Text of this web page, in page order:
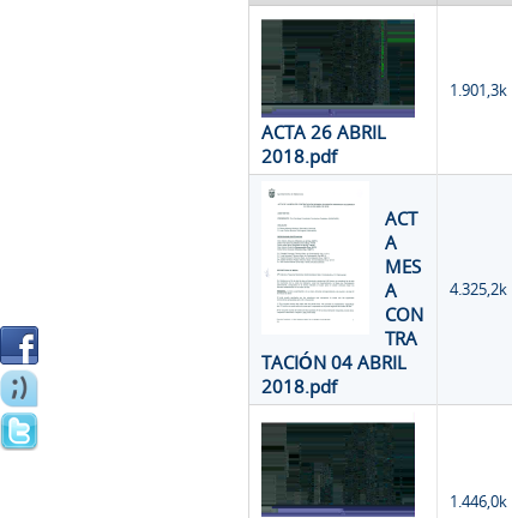
ACTA 26 ABRIL
2018.pdf
1.901,3k
ACT
A
MES
A
CON
TRA
TACIÓN 04 ABRIL
2018.pdf
4.325,2k
1.446,0k